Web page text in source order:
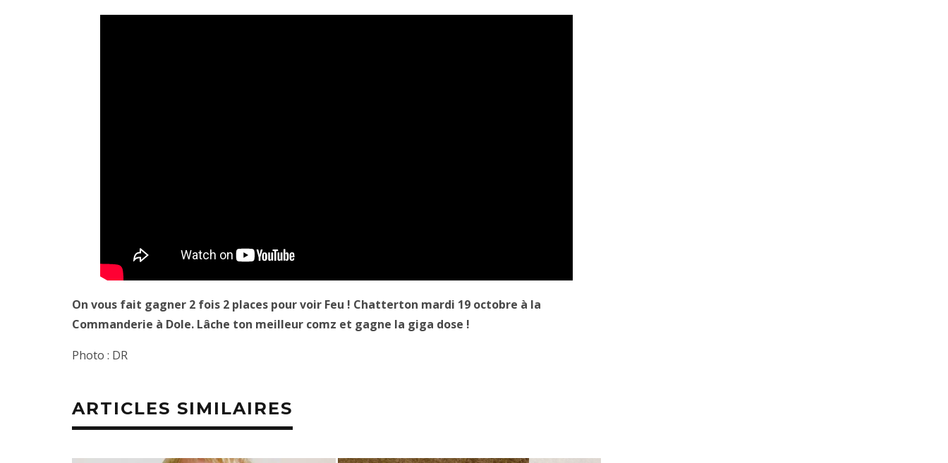
On vous fait gagner 2 fois 2 places pour voir Feu ! Chatterton mardi 19 octobre à la
Commanderie à Dole. Lâche ton meilleur comz et gagne la giga dose !
Photo : DR
ARTICLES SIMILAIRES